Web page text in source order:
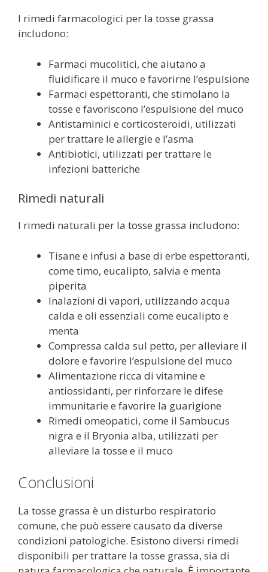
I rimedi farmacologici per la tosse grassa
includono:
Farmaci mucolitici, che aiutano a
fluidificare il muco e favorirne l’espulsione
Farmaci espettoranti, che stimolano la
tosse e favoriscono l’espulsione del muco
Antistaminici e corticosteroidi, utilizzati
per trattare le allergie e l’asma
Antibiotici, utilizzati per trattare le
infezioni batteriche
Rimedi naturali
I rimedi naturali per la tosse grassa includono:
Tisane e infusi a base di erbe espettoranti,
come timo, eucalipto, salvia e menta
piperita
Inalazioni di vapori, utilizzando acqua
calda e oli essenziali come eucalipto e
menta
Compressa calda sul petto, per alleviare il
dolore e favorire l’espulsione del muco
Alimentazione ricca di vitamine e
antiossidanti, per rinforzare le difese
immunitarie e favorire la guarigione
Rimedi omeopatici, come il Sambucus
nigra e il Bryonia alba, utilizzati per
alleviare la tosse e il muco
Conclusioni
La tosse grassa è un disturbo respiratorio
comune, che può essere causato da diverse
condizioni patologiche. Esistono diversi rimedi
disponibili per trattare la tosse grassa, sia di